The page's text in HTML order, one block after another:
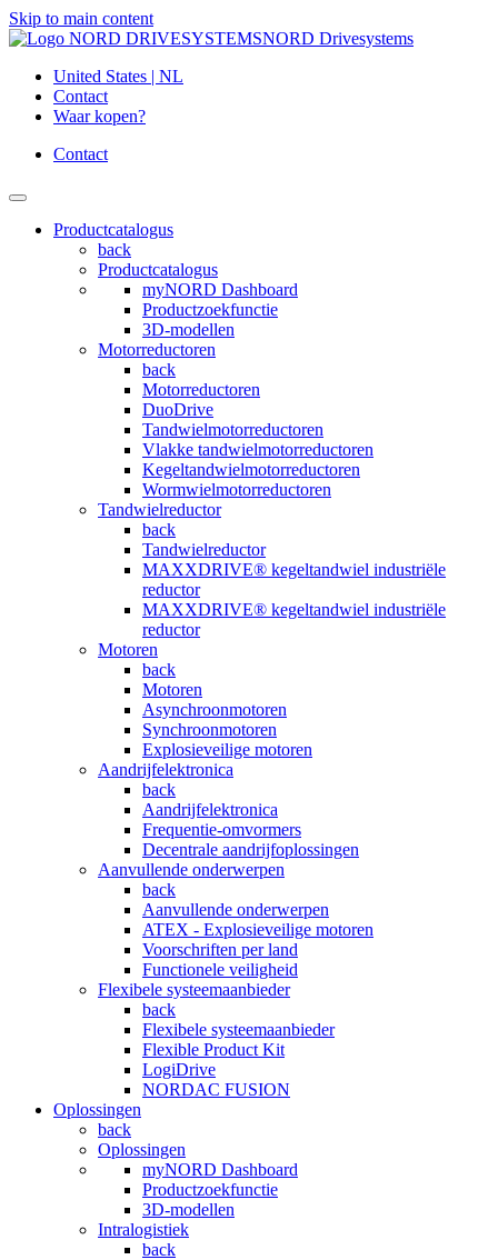
Skip to main content
NORD Drivesystems
United States | NL
Contact
Waar kopen?
Contact
Productcatalogus
back
Productcatalogus
myNORD Dashboard
Productzoekfunctie
3D-modellen
Motorreductoren
back
Motorreductoren
DuoDrive
Tandwielmotorreductoren
Vlakke tandwielmotorreductoren
Kegeltandwielmotorreductoren
Wormwielmotorreductoren
Tandwielreductor
back
Tandwielreductor
MAXXDRIVE® kegeltandwiel industriële
reductor
MAXXDRIVE® kegeltandwiel industriële
reductor
Motoren
back
Motoren
Asynchroonmotoren
Synchroonmotoren
Explosieveilige motoren
Aandrijfelektronica
back
Aandrijfelektronica
Frequentie-omvormers
Decentrale aandrijfoplossingen
Aanvullende onderwerpen
back
Aanvullende onderwerpen
ATEX - Explosieveilige motoren
Voorschriften per land
Functionele veiligheid
Flexibele systeemaanbieder
back
Flexibele systeemaanbieder
Flexible Product Kit
LogiDrive
NORDAC FUSION
Oplossingen
back
Oplossingen
myNORD Dashboard
Productzoekfunctie
3D-modellen
Intralogistiek
back